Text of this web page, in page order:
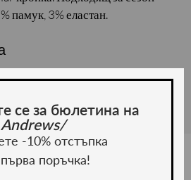
памук, 3% еластан.
се за бюлетина на
Andrews/
-10% отстъпка
поръчка!